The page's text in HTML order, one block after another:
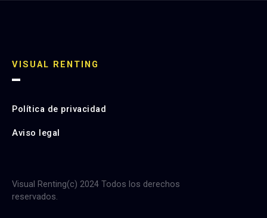
VISUAL RENTING
Política de privacidad
Aviso legal
Visual Renting(c) 2024 Todos los derechos
reservados.